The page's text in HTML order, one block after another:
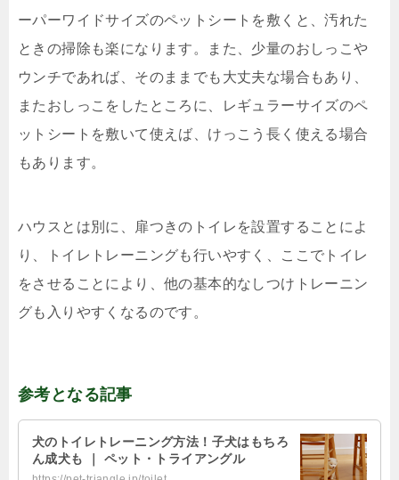
ーパーワイドサイズのペットシートを敷くと、汚れた
ときの掃除も楽になります。また、少量のおしっこや
ウンチであれば、そのままでも大丈夫な場合もあり、
またおしっこをしたところに、レギュラーサイズのペ
ットシートを敷いて使えば、けっこう長く使える場合
もあります。
ハウスとは別に、扉つきのトイレを設置することによ
り、トイレトレーニングも行いやすく、ここでトイレ
をさせることにより、他の基本的なしつけトレーニン
グも入りやすくなるのです。
参考となる記事
犬のトイレトレーニング方法！子犬はもちろ
ん成犬も ｜ ペット・トライアングル